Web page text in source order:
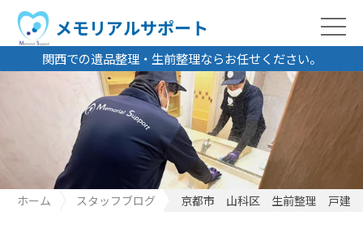
関西での遺品整理・生前整理ならお任せください。
メモリアルサポート
ホーム スタッフブログ 京都市 山科区 生前整理 戸建